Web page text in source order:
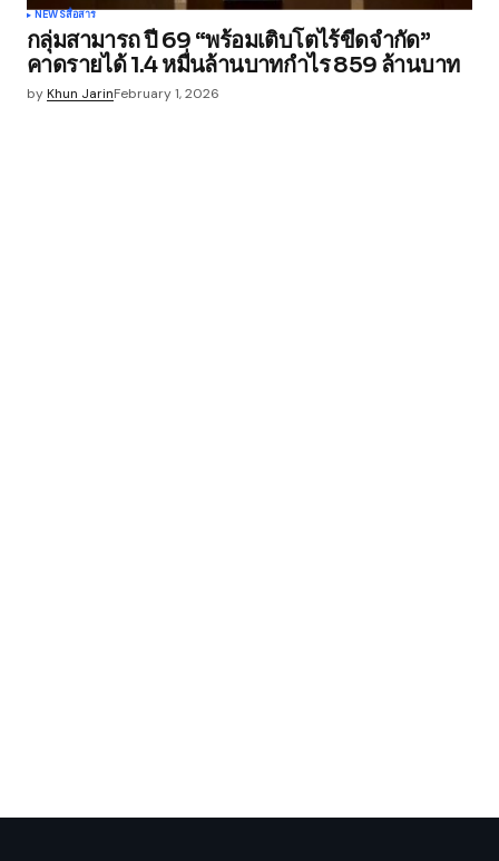
NEWSสื่อสาร
กลุ่มสามารถ ปี 69 “พร้อมเติบโตไร้ขีดจำกัด”
คาดรายได้ 1.4 หมื่นล้านบาทกำไร 859 ล้านบาท
byKhun JarinFebruary 1, 2026